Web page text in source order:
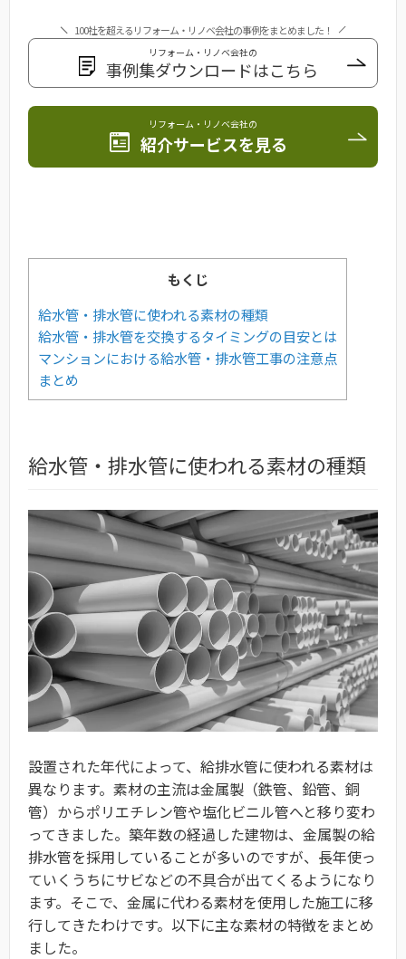
100社を超えるリフォーム・リノベ会社の事例をまとめました！
リフォーム・リノベ会社の
事例集ダウンロードはこちら
リフォーム・リノベ会社の
紹介サービスを見る
もくじ
給水管・排水管に使われる素材の種類
給水管・排水管を交換するタイミングの目安とは
マンションにおける給水管・排水管工事の注意点
まとめ
給水管・排水管に使われる素材の種類
設置された年代によって、給排水管に使われる素材は
異なります。素材の主流は金属製（鉄管、鉛管、銅
管）からポリエチレン管や塩化ビニル管へと移り変わ
ってきました。築年数の経過した建物は、金属製の給
排水管を採用していることが多いのですが、長年使っ
ていくうちにサビなどの不具合が出てくるようになり
ます。そこで、金属に代わる素材を使用した施工に移
行してきたわけです。以下に主な素材の特徴をまとめ
ました。